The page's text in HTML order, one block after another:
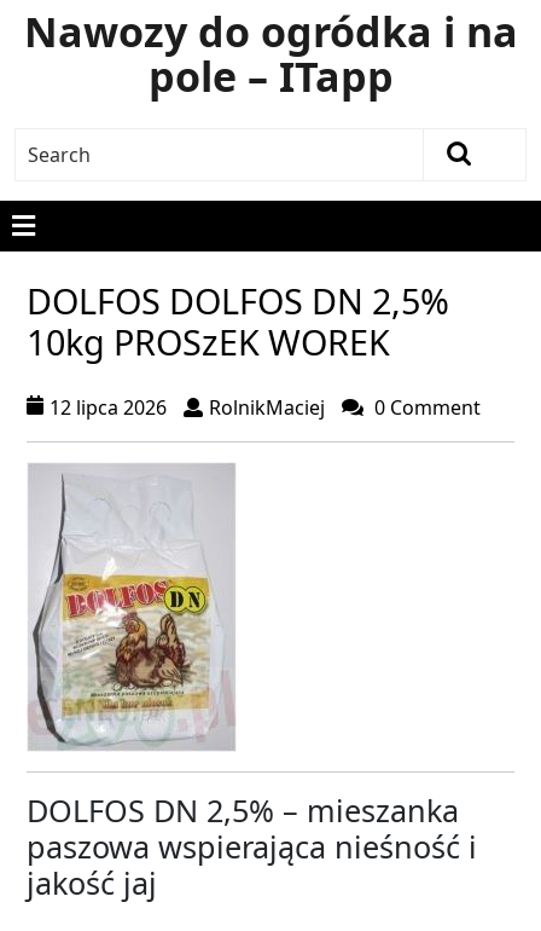
Nawozy do ogródka i na
pole – ITapp
DOLFOS DOLFOS DN 2,5%
10kg PROSzEK WOREK
12 lipca 2026 RolnikMaciej 0 Comment
DOLFOS DN 2,5% – mieszanka
paszowa wspierająca nieśność i
jakość jaj